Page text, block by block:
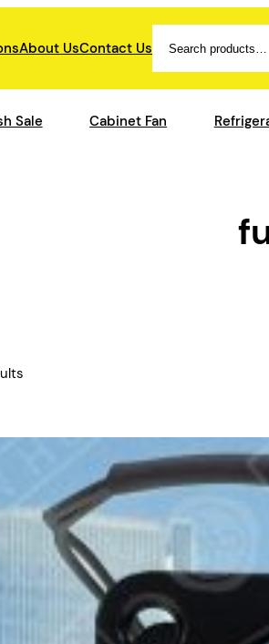
About UsContact Us
Sale Cabinet Fan